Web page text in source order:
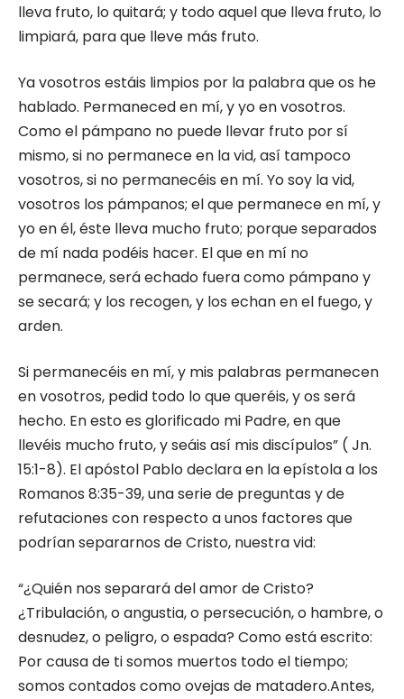
lleva fruto, lo quitará; y todo aquel que lleva fruto, lo
limpiará, para que lleve más fruto.
Ya vosotros estáis limpios por la palabra que os he
hablado. Permaneced en mí, y yo en vosotros.
Como el pámpano no puede llevar fruto por sí
mismo, si no permanece en la vid, así tampoco
vosotros, si no permanecéis en mí. Yo soy la vid,
vosotros los pámpanos; el que permanece en mí, y
yo en él, éste lleva mucho fruto; porque separados
de mí nada podéis hacer. El que en mí no
permanece, será echado fuera como pámpano y
se secará; y los recogen, y los echan en el fuego, y
arden.
Si permanecéis en mí, y mis palabras permanecen
en vosotros, pedid todo lo que queréis, y os será
hecho. En esto es glorificado mi Padre, en que
llevéis mucho fruto, y seáis así mis discípulos” ( Jn.
15:1-8). El apóstol Pablo declara en la epístola a los
Romanos 8:35-39, una serie de preguntas y de
refutaciones con respecto a unos factores que
podrían separarnos de Cristo, nuestra vid:
“¿Quién nos separará del amor de Cristo?
¿Tribulación, o angustia, o persecución, o hambre, o
desnudez, o peligro, o espada? Como está escrito:
Por causa de ti somos muertos todo el tiempo;
somos contados como ovejas de matadero.Antes,